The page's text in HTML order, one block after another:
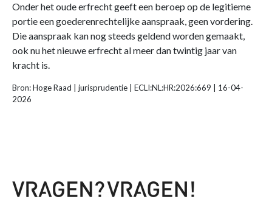
Onder het oude erfrecht geeft een beroep op de legitieme
portie een goederenrechtelijke aanspraak, geen vordering.
Die aanspraak kan nog steeds geldend worden gemaakt,
ook nu het nieuwe erfrecht al meer dan twintig jaar van
kracht is.
Bron: Hoge Raad | jurisprudentie | ECLI:NL:HR:2026:669 | 16-04-
2026